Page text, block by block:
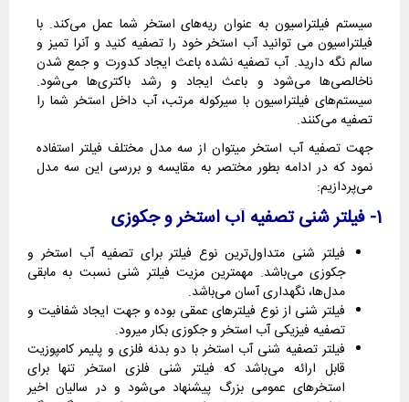
سیستم فیلتراسیون به عنوان ریه‌های استخر شما عمل می‌کند. با
فیلتراسیون می توانید آب استخر خود را تصفیه کنید و آنرا تمیز و
سالم نگه دارید. آب تصفیه نشده باعث ایجاد کدورت و جمع شدن
ناخالصی‌ها می‌شود و باعث ایجاد و رشد باکتری‌ها می‌شود.
سیستم‌های فیلتراسیون با سیرکوله مرتب، آب داخل استخر شما را
تصفیه می‌کنند.
جهت تصفیه آب استخر میتوان از سه مدل مختلف فیلتر استفاده
نمود که در ادامه بطور مختصر به مقایسه و بررسی این سه مدل
می‌پردازیم:
1- فیلتر شنی تصفیه آب استخر و جکوزی
فیلتر شنی متداول‌ترین نوع فیلتر برای تصفیه آب استخر و
جکوزی می‌باشد. مهمترین مزیت فیلتر شنی نسبت به مابقی
مدل‌ها، نگهداری آسان می‌باشد.
فیلتر شنی از نوع فیلترهای عمقی بوده و جهت ایجاد شفافیت و
تصفیه فیزیکی آب استخر و جکوزی بکار میرود.
فیلتر تصفیه شنی آب استخر با دو بدنه فلزی و پلیمر کامپوزیت
قابل ارائه می‌باشد که فیلتر شنی فلزی استخر تنها برای
استخرهای عمومی بزرگ پیشنهاد می‌شود و در سالیان اخیر